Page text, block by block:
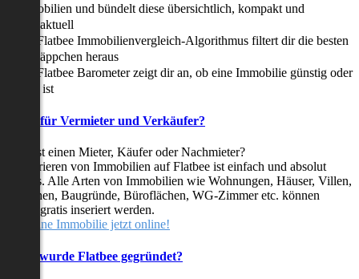
Immobilien und bündelt diese übersichtlich, kompakt und
tagesaktuell
Der Flatbee Immobilienvergleich-Algorithmus filtert dir die besten
Schnäppchen heraus
Der Flatbee Barometer zeigt dir an, ob eine Immobilie günstig oder
teuer ist
für Vermieter und Verkäufer?
suchst einen Mieter, Käufer oder Nachmieter?
Inserieren von Immobilien auf Flatbee ist einfach und absolut
Alle Arten von Immobilien wie Wohnungen, Häuser, Villen,
Baugründe, Büroflächen, WG-Zimmer etc. können
gratis inseriert werden.
deine Immobilie jetzt online!
wurde Flatbee gegründet?